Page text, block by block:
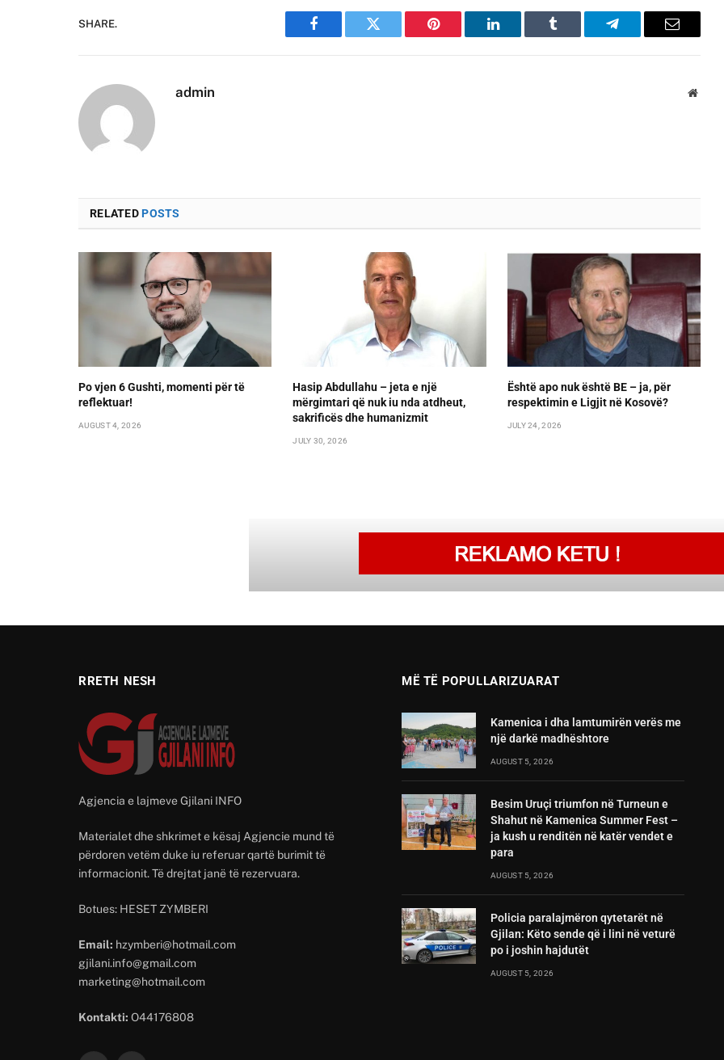
SHARE.
Facebook Twitter Pinterest LinkedIn Tumblr Telegram Email
admin
RELATEDPOSTS
Po vjen 6 Gushti, momenti për të
reflektuar!
AUGUST 4, 2026
Hasip Abdullahu – jeta e një
mërgimtari që nuk iu nda atdheut,
sakrificës dhe humanizmit
JULY 30, 2026
Është apo nuk është BE – ja, për
respektimin e Ligjit në Kosovë?
JULY 24, 2026
RRETH NESH
Agjencia e lajmeve Gjilani INFO
Materialet dhe shkrimet e kësaj Agjencie mund të
përdoren vetëm duke iu referuar qartë burimit të
informacionit. Të drejtat janë të rezervuara.
Botues: HESET ZYMBERI
Email: hzymberi@hotmail.com
gjilani.info@gmail.com
marketing@hotmail.com
Kontakti: O44176808
MË TË POPULLARIZUARAT
Kamenica i dha lamtumirën verës me
një darkë madhështore
AUGUST 5, 2026
Besim Uruçi triumfon në Turneun e
Shahut në Kamenica Summer Fest –
ja kush u renditën në katër vendet e
para
AUGUST 5, 2026
Policia paralajmëron qytetarët në
Gjilan: Këto sende që i lini në veturë
po i joshin hajdutët
AUGUST 5, 2026